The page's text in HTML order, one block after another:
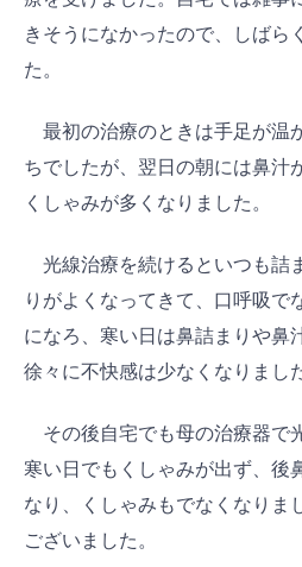
きそうになかったので、しばら
た。
最初の治療のときは手足が温
ちでしたが、翌日の朝には鼻汁
くしゃみが多くなりました。
光線治療を続けるといつも詰
りがよくなってきて、口呼吸で
になろ、寒い日は鼻詰まりや鼻
徐々に不快感は少なくなりまし
その後自宅でも母の治療器で
寒い日でもくしゃみが出ず、後
なり、くしゃみもでなくなりま
ございました。